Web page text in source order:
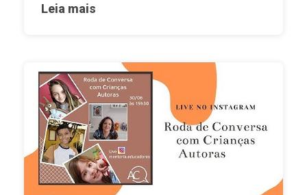
Leia mais